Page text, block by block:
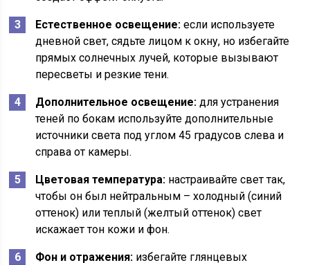
Естественное освещение: если используете
дневной свет, сядьте лицом к окну, но избегайте
прямых солнечных лучей, которые вызывают
пересветы и резкие тени.
Дополнительное освещение: для устранения
теней по бокам используйте дополнительные
источники света под углом 45 градусов слева и
справа от камеры.
Цветовая температура: настраивайте свет так,
чтобы он был нейтральным – холодный (синий
оттенок) или теплый (желтый оттенок) свет
искажает тон кожи и фон.
Фон и отражения: избегайте глянцевых